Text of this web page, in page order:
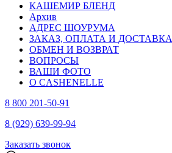
КАШЕМИР БЛЕНД
Архив
АДРЕС ШОУРУМА
ЗАКАЗ, ОПЛАТА И ДОСТАВКА
ОБМЕН И ВОЗВРАТ
ВОПРОСЫ
ВАШИ ФОТО
О CASHENELLE
8 800 201-50-91
8 (929) 639-99-94
Заказать звонок